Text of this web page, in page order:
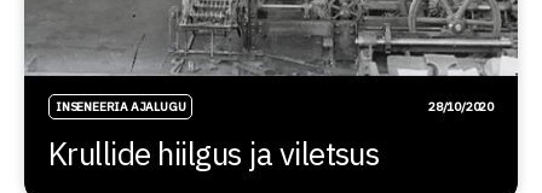
INSENEERIA AJALUGU 28/10/2020
Krullide hiilgus ja viletsus